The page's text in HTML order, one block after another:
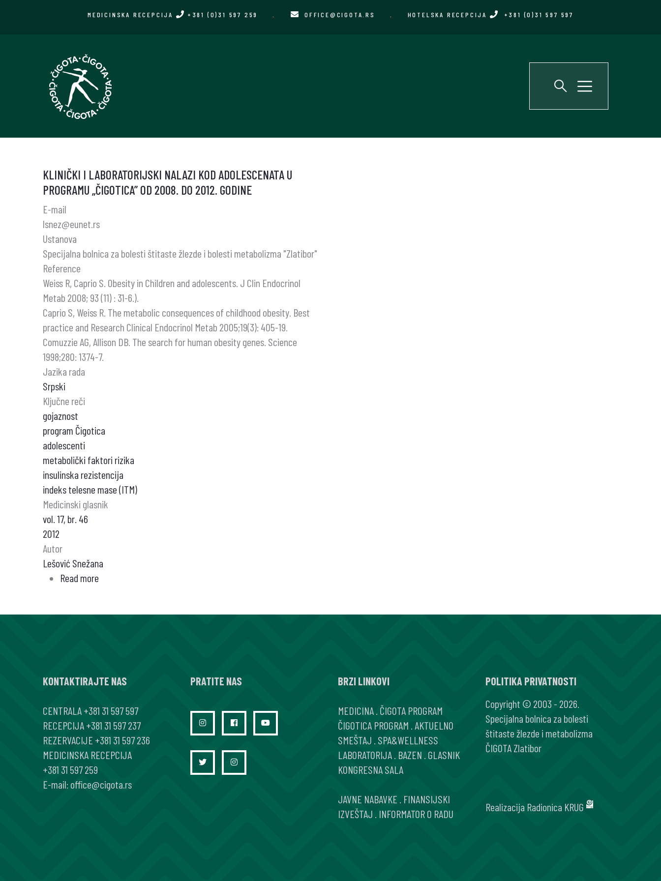
MEDICINSKA RECEPCIJA +381 (0)31 597 259 OFFICE@CIGOTA.RS HOTELSKA RECEPCIJA +381 (0)31 597 597
KLINIČKI I LABORATORIJSKI NALAZI KOD ADOLESCENATA U
PROGRAMU „ČIGOTICA” OD 2008. DO 2012. GODINE
E-mail
lsnez@eunet.rs
Ustanova
Specijalna bolnica za bolesti štitaste žlezde i bolesti metabolizma "Zlatibor"
Reference
Weiss R, Caprio S. Obesity in Children and adolescents. J Clin Endocrinol
Metab 2008; 93 (11) : 31-6.).
Caprio S, Weiss R. The metabolic consequences of childhood obesity. Best
practice and Research Clinical Endocrinol Metab 2005;19(3): 405-19.
Comuzzie AG, Allison DB. The search for human obesity genes. Science
1998;280: 1374-7.
Jazika rada
Srpski
Ključne reči
gojaznost
program Čigotica
adolescenti
metabolički faktori rizika
insulinska rezistencija
indeks telesne mase (ITM)
Medicinski glasnik
vol. 17, br. 46
2012
Autor
Lešović Snežana
Read more
U
„ČIGOTICA”
OD
2008.
DO
GODINE
KONTAKTIRAJTE NAS
CENTRALA+381 31 597 597
RECEPCIJA+381 31 597 237
REZERVACIJE +381 31 597 236
MEDICINSKA RECEPCIJA
+381 31 597 259
E-mail: office@cigota.rs
PRATITE NAS BRZI LINKOVI
MEDICINA ČIGOTA PROGRAM
ČIGOTICA PROGRAM AKTUELNO
SMEŠTAJ SPA&WELLNESS
LABORATORIJA BAZEN GLASNIK
KONGRESNA SALA
JAVNE NABAVKE FINANSIJSKI
IZVEŠTAJ INFORMATOR O RADU
POLITIKA PRIVATNOSTI
Copyright © 2003 - 2026.
Specijalna bolnica za bolesti
štitaste žlezde i metabolizma
ČIGOTA Zlatibor
Realizacija Radionica KRUG